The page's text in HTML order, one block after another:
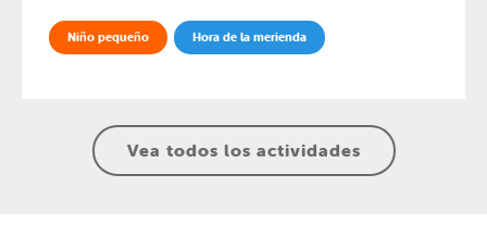
Niño pequeño Hora de la merienda
Vea todos los actividades